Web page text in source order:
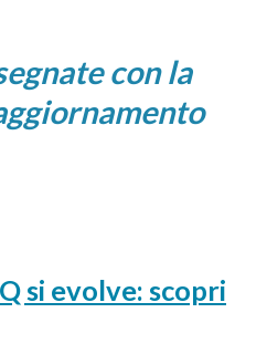
con la
si evolve: scopri